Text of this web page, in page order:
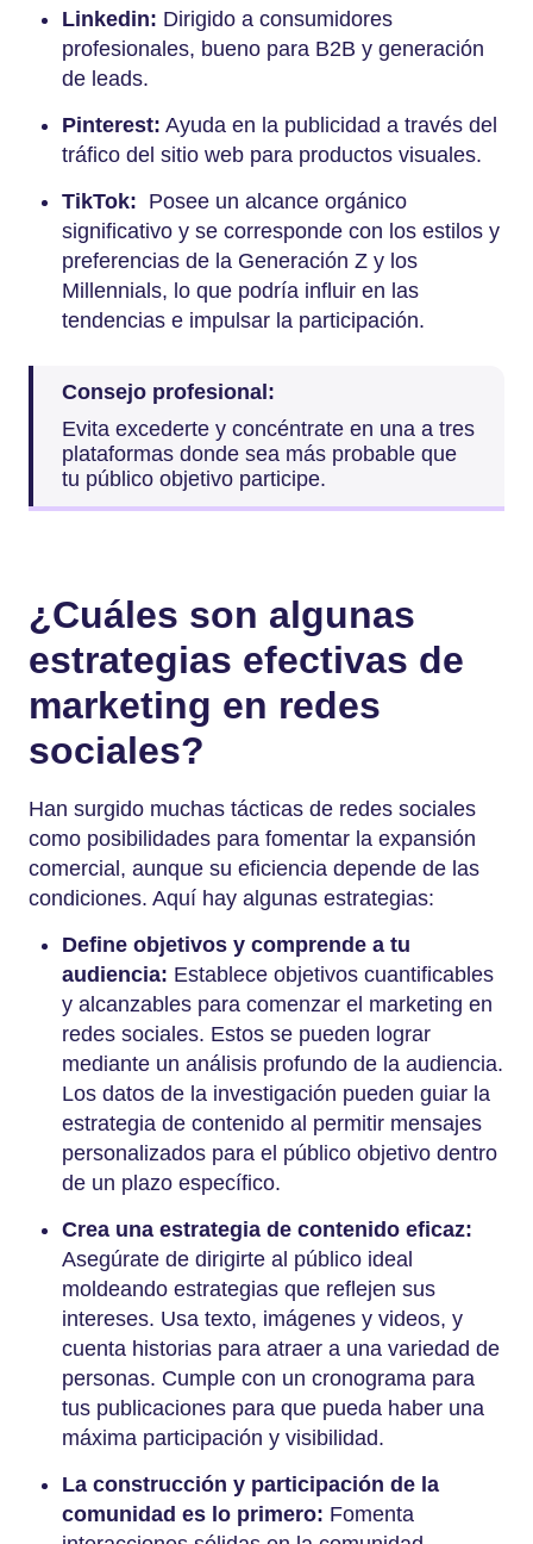
Linkedin: Dirigido a consumidores
profesionales, bueno para B2B y generación
de leads.
Pinterest: Ayuda en la publicidad a través del
tráfico del sitio web para productos visuales.
TikTok: Posee un alcance orgánico
significativo y se corresponde con los estilos y
preferencias de la Generación Z y los
Millennials, lo que podría influir en las
tendencias e impulsar la participación.
Consejo profesional:
Evita excederte y concéntrate en una a tres
plataformas donde sea más probable que
tu público objetivo participe.
¿Cuáles son algunas
estrategias efectivas de
marketing en redes
sociales?
Han surgido muchas tácticas de redes sociales
como posibilidades para fomentar la expansión
comercial, aunque su eficiencia depende de las
condiciones. Aquí hay algunas estrategias:
Define objetivos y comprende a tu
audiencia: Establece objetivos cuantificables
y alcanzables para comenzar el marketing en
redes sociales. Estos se pueden lograr
mediante un análisis profundo de la audiencia.
Los datos de la investigación pueden guiar la
estrategia de contenido al permitir mensajes
personalizados para el público objetivo dentro
de un plazo específico.
Crea una estrategia de contenido eficaz:
Asegúrate de dirigirte al público ideal
moldeando estrategias que reflejen sus
intereses. Usa texto, imágenes y videos, y
cuenta historias para atraer a una variedad de
personas. Cumple con un cronograma para
tus publicaciones para que pueda haber una
máxima participación y visibilidad.
La construcción y participación de la
comunidad es lo primero: Fomenta